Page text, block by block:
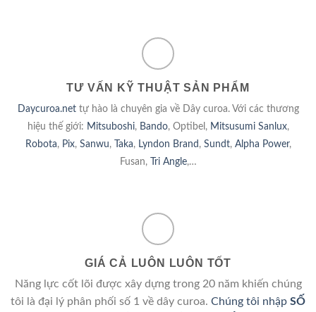
TƯ VẤN KỸ THUẬT SẢN PHẨM
Daycuroa.nettự hào là chuyên gia về Dây curoa. Với các thương
hiệu thế giới: Mitsuboshi, Bando, Optibel, Mitsusumi Sanlux,
Robota, Pix, Sanwu, Taka, Lyndon Brand , Sundt, Alpha Power,
Fusan, Tri Angle,…
GIÁ CẢ LUÔN LUÔN TỐT
Năng lực cốt lõi được xây dựng trong 20 năm khiến chúng
tôi là đại lý phân phối số 1 về dây curoa. Chúng tôi nhập SỐ